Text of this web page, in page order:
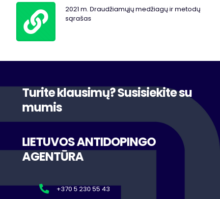
2021 m. Draudžiamųjų medžiagų ir metodų
sąrašas
Turite klausimų? Susisiekite su
mumis
LIETUVOS ANTIDOPINGO
AGENTŪRA
+370 5 230 55 43